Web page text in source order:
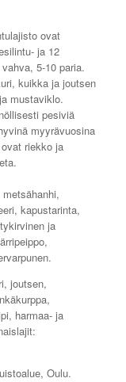
ovat
ja 12
5-10 paria.
kuikka ja joutsen
mustaviklo.
pesiviä
myyrävuosina
riekko ja
kapustarinta,
ja
joutsen,
harmaa- ja
Oulu.